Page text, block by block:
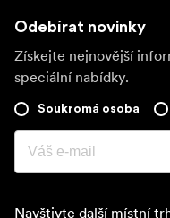
Odebírat novinky
Získejte nejnovější
speciální nabídky.
Soukromá osoba
Navštivte další místní